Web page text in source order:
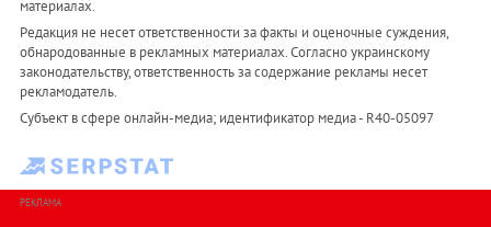
материалах.
Редакция не несет ответственности за факты и оценочные суждения,
обнародованные в рекламных материалах. Согласно украинскому
законодательству, ответственность за содержание рекламы несет
рекламодатель.
Субъект в сфере онлайн-медиа; идентификатор медиа - R40-05097
РЕКЛАМА